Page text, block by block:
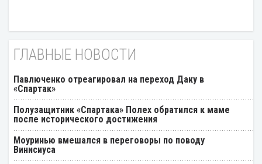
ГЛАВНЫЕ НОВОСТИ
Павлюченко отреагировал на переход Даку в
«Спартак»
Полузащитник «Спартака» Полех обратился к маме
после исторического достижения
Моуринью вмешался в переговоры по поводу
Винисиуса